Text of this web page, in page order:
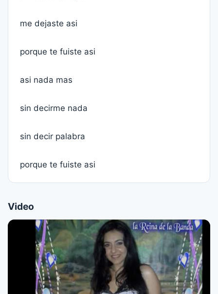
me dejaste asi
porque te fuiste asi
asi nada mas
sin decirme nada
sin decir palabra
porque te fuiste asi
Video